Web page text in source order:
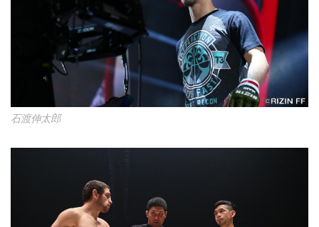
石渡伸太郎